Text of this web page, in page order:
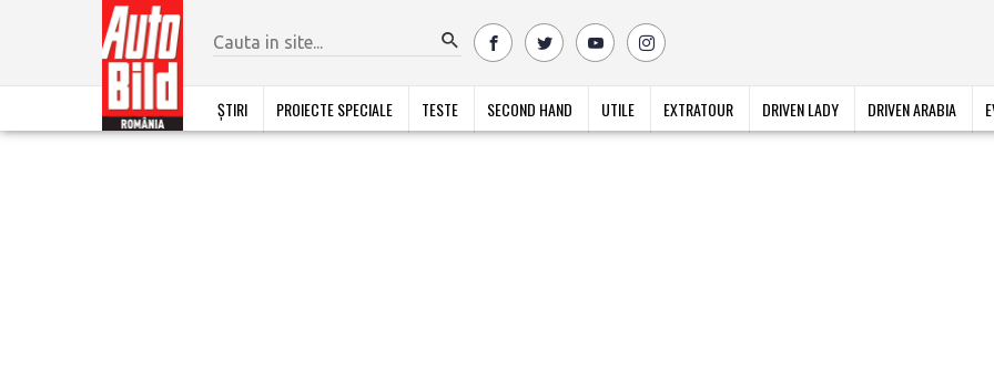
ȘTIRI PROIECTE SPECIALE TESTE SECOND HAND UTILE EXTRATOUR DRIVEN LADY DRIVEN ARABIA